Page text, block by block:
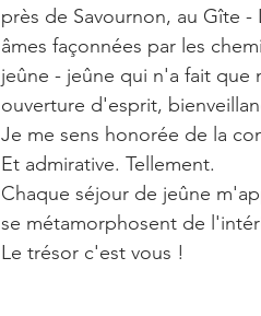
près de Savournon, au Gîte -
âmes façonnées par les
jeûne - jeûne qui n'a fait
ouverture d'esprit,
Je me sens honorée de la
Et admirative. Tellement.
Chaque séjour de jeûne
se métamorphosent de
Le trésor c'est vous !